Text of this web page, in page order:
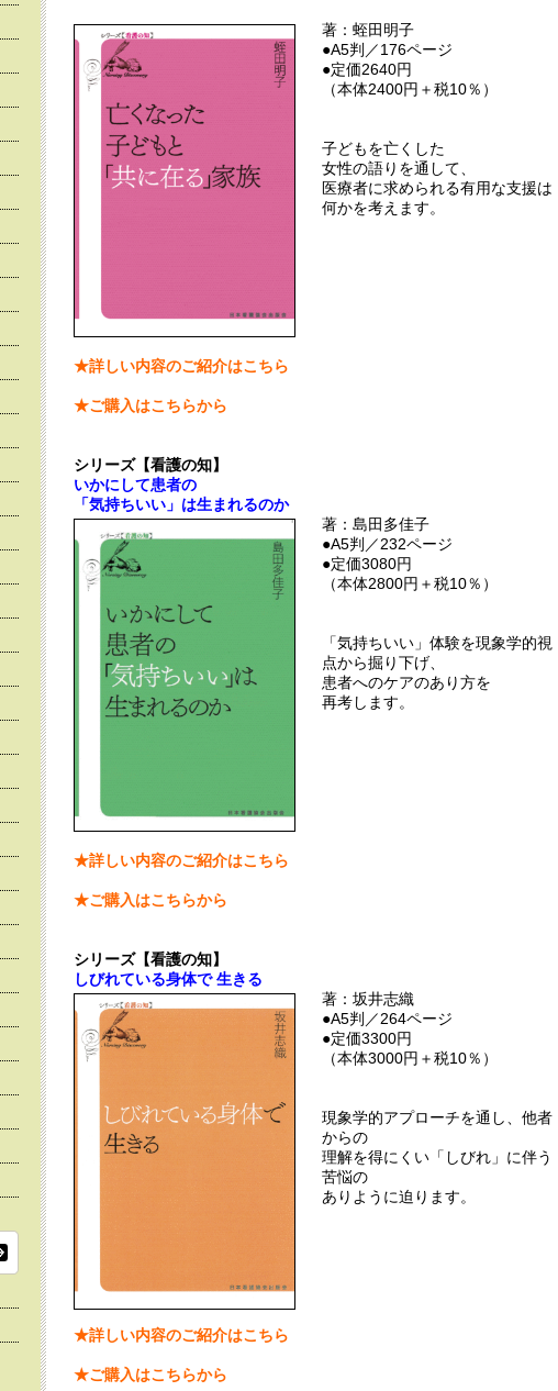
著：蛭田明子
●A5判／176ページ
●定価2640円
（本体2400円＋税10％）
子どもを亡くした
女性の語りを通して、
医療者に求められる有用な支援は
何かを考えます。
★詳しい内容のご紹介はこちら
★ご購入はこちらから
シリーズ【看護の知】
いかにして患者の
「気持ちいい」は生まれるのか
著：島田多佳子
●A5判／232ページ
●定価3080円
（本体2800円＋税10％）
「気持ちいい」体験を現象学的視
点から掘り下げ、
患者へのケアのあり方を
再考します。
★詳しい内容のご紹介はこちら
★ご購入はこちらから
シリーズ【看護の知】
しびれている身体で 生きる
著：坂井志織
●A5判／264ページ
●定価3300円
（本体3000円＋税10％）
現象学的アプローチを通し、他者
からの
理解を得にくい「しびれ」に伴う
苦悩の
ありように迫ります。
★詳しい内容のご紹介はこちら
★ご購入はこちらから